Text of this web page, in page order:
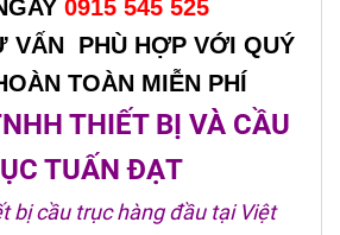
0915 545 525
VẤN PHÙ HỢP VỚI QUÝ
TOÀN MIỄN PHÍ
THIẾT BỊ VÀ CẦU
TUẤN ĐẠT
bị cầu trục hàng đầu tại Việt